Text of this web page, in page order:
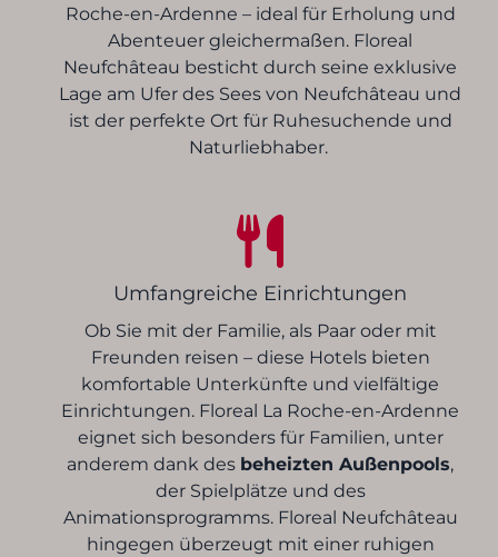
Roche-en-Ardenne – ideal für Erholung und
Abenteuer gleichermaßen. Floreal
Neufchâteau besticht durch seine exklusive
Lage am Ufer des Sees von Neufchâteau und
ist der perfekte Ort für Ruhesuchende und
Naturliebhaber.
Umfangreiche Einrichtungen
Ob Sie mit der Familie, als Paar oder mit
Freunden reisen – diese Hotels bieten
komfortable Unterkünfte und vielfältige
Einrichtungen. Floreal La Roche-en-Ardenne
eignet sich besonders für Familien, unter
anderem dank des beheizten Außenpools,
der Spielplätze und des
Animationsprogramms. Floreal Neufchâteau
hingegen überzeugt mit einer ruhigen